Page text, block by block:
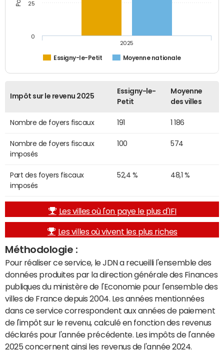
Essigny-le-Petit Moyenne nationale
2025
0
25
Impôt sur le revenu 2025
Essigny-le-
Petit
Moyenne
des villes
Nombre de foyers fiscaux 191 1 186
Nombre de foyers fiscaux
imposés
100 574
Part des foyers fiscaux
imposés
52,4 % 48,1 %
Les villes où l'on paye le plus d'IFI
Les villes où vivent les plus riches
Méthodologie :
Pour réaliser ce service, le JDN a recueilli l'ensemble des
données produites par la direction générale des Finances
publiques du ministère de l'Economie pour l'ensemble des
villes de France depuis 2004. Les années mentionnées
dans ce service correspondent aux années de paiement
de l'impôt sur le revenu, calculé en fonction des revenus
déclarés pour l'année précédente. Les impôts de l'année
2025 concernent ainsi les revenus de l'année 2024.